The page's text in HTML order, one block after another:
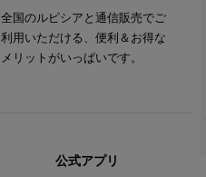
全国のルピシアと通信販売でご
利用いただける、便利＆お得な
メリットがいっぱいです。
公式アプリ